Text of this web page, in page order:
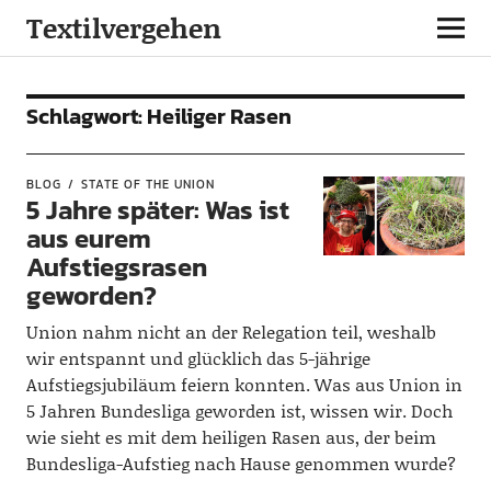
Textilvergehen
Schlagwort:Heiliger Rasen
BLOG STATE OF THE UNION
5 Jahre später: Was ist
aus eurem
Aufstiegsrasen
geworden?
Union nahm nicht an der Relegation teil, weshalb
wir entspannt und glücklich das 5-jährige
Aufstiegsjubiläum feiern konnten. Was aus Union in
5 Jahren Bundesliga geworden ist, wissen wir. Doch
wie sieht es mit dem heiligen Rasen aus, der beim
Bundesliga-Aufstieg nach Hause genommen wurde?